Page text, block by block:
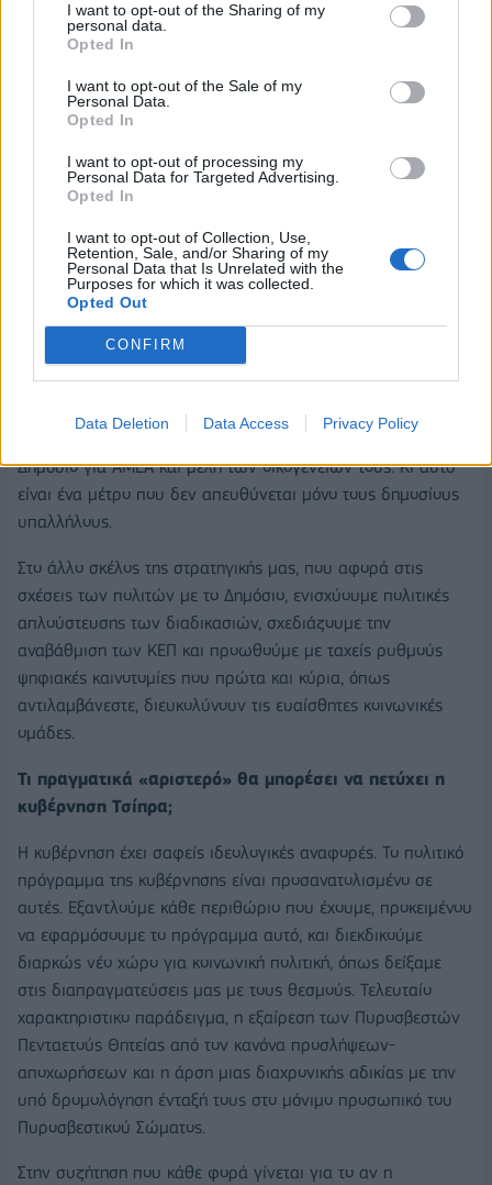
I want to opt-out of the Sharing of my
personal data.
Opted In
I want to opt-out of the Sale of my
Personal Data.
Opted In
I want to opt-out of processing my
Personal Data for Targeted Advertising.
Opted In
I want to opt-out of Collection, Use,
Retention, Sale, and/or Sharing of my
Personal Data that Is Unrelated with the
Purposes for which it was collected.
Opted Out
CONFIRM
Data Deletion Data Access Privacy Policy
Διαβάζουμε ότι η Ανασυγκρότηση περιλαμβάνει και
ευνοϊκά μέτρα για ευαίσθητες κοινωνικές ομάδας.
Η διοικητική ανασυγκρότηση συνιστά μια ολιστική στρατηγική
στο προσωπικό της Διοίκησης έχουμε νομοθετήσει πολιτικές
διευκόλυνσης συγκεκριμένων ομάδων εργαζομένων. Για
παράδειγμα θα σας αναφέρων τη χορήγηση αδειών σε
γονείς ΑΜΕΑ και παιδιών με ειδικά προβλήματα. Πολλές
φορές παραγνωρίζεται η σημασία τέτοιων παρεμβάσεων,
αλλά για τους ανθρώπους τους οποίους αφορά η στήριξη
είναι μεγάλη, ενώ αναδεικνύει το κοινωνικό πρόσωπο της
Δημόσιας Διοίκησης.
Παρόμοιο μέτρο είναι η διάταξη με την οποία εισήχθη
Δημόσιο για ΑΜΕΑ και μέλη των οικογενειών τους. Κι αυτό
είναι ένα μέτρο που δεν απευθύνεται μόνο τους δημοσίους
υπαλλήλους.
Στο άλλο σκέλος της στρατηγικής μας, που αφορά στις
σχέσεις των πολιτών με το Δημόσιο, ενισχύουμε πολιτικές
απλούστευσης των διαδικασιών, σχεδιάζουμε την
αναβάθμιση των ΚΕΠ και προωθούμε με ταχείς ρυθμούς
ψηφιακές καινοτομίες που πρώτα και κύρια, όπως
αντιλαμβάνεστε, διευκολύνουν τις ευαίσθητες κοινωνικές
ομάδες.
Τι πραγματικά «αριστερό» θα μπορέσει να πετύχει η
κυβέρνηση Τσίπρα;
Η κυβέρνηση έχει σαφείς ιδεολογικές αναφορές. Το πολιτικό
πρόγραμμα της κυβέρνησης είναι προσανατολισμένο σε
αυτές. Εξαντλούμε κάθε περιθώριο που έχουμε, προκειμένου
να εφαρμόσουμε το πρόγραμμα αυτό, και διεκδικούμε
διαρκώς νέο χώρο για κοινωνική πολιτική, όπως δείξαμε
στις διαπραγματεύσεις μας με τους θεσμούς. Τελευταίο
χαρακτηριστικο παράδειγμα, η εξαίρεση των Πυροσβεστών
Πενταετούς Θητείας από τον κανόνα προσλήψεων-
αποχωρήσεων και η άρση μιας διαχρονικής αδικίας με την
υπό δρομολόγηση ένταξή τους στο μόνιμο προσωπικό του
Πυροσβεστικού Σώματος.
Στην συζήτηση που κάθε φορά γίνεται για το αν η